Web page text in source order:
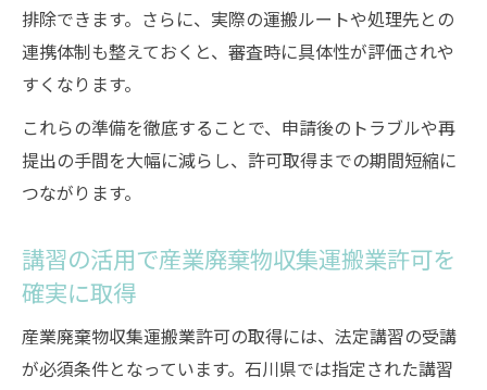
排除できます。さらに、実際の運搬ルートや処理先との
連携体制も整えておくと、審査時に具体性が評価されや
すくなります。
これらの準備を徹底することで、申請後のトラブルや再
提出の手間を大幅に減らし、許可取得までの期間短縮に
つながります。
講習の活用で産業廃棄物収集運搬業許可を
確実に取得
産業廃棄物収集運搬業許可の取得には、法定講習の受講
が必須条件となっています。石川県では指定された講習